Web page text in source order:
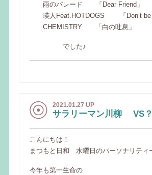
雨のパレード 「Dear Friend」
瑛人Feat.HOTDOGS 「Don’t be
CHEMISTRY 「白の吐息」
でした♪
2021.01.27 UP
サラリーマン川柳 VS？
こんにちは！
まつもと日和 水曜日のパーソナリテ
今年も第一生命の